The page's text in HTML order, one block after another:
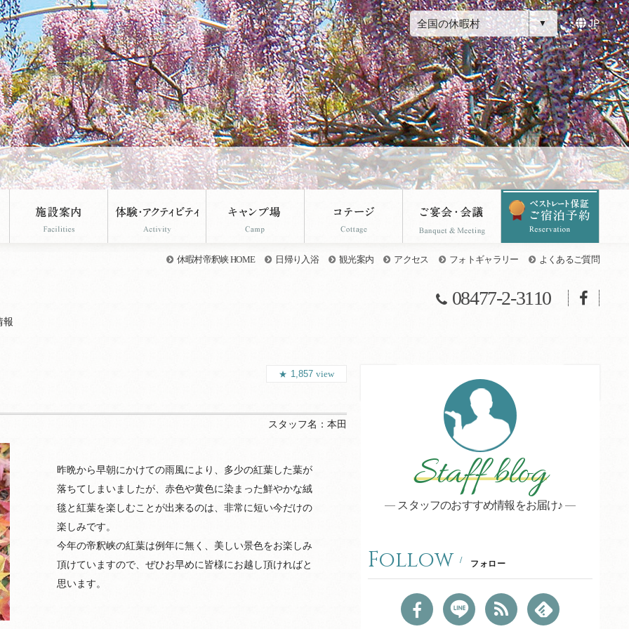
全国の休暇村 JP
休暇村帝釈峡 HOME 日帰り入浴 観光案内 アクセス フォトギャラリー よくあるご質問
08477-2-3110
報
1,857 view
スタッフ名： 本田
昨晩から早朝にかけての雨風により、多少の紅葉した葉が
落ちてしまいましたが、赤色や黄色に染まった鮮やかな絨
毯と紅葉を楽しむことが出来るのは、非常に短い今だけの
楽しみです。
今年の帝釈峡の紅葉は例年に無く、美しい景色をお楽しみ
頂けていますので、ぜひお早めに皆様にお越し頂ければと
思います。
Staff blog
スタッフのおすすめ情報をお届け♪
Follow フォロー